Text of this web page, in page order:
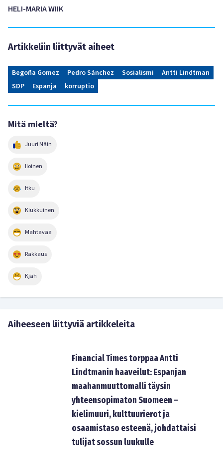
HELI-MARIA WIIK
Artikkeliin liittyvät aiheet
Begoña Gomez Pedro Sánchez Sosialismi
Antti Lindtman
SDP
Espanja korruptio
Mitä mieltä?
Juuri Näin
Iloinen
Itku
Kiukkuinen
Mahtavaa
Rakkaus
Kjäh
Aiheeseen liittyviä artikkeleita
Financial Times torppaa Antti
Lindtmanin haaveilut: Espanjan
maahanmuuttomalli täysin
yhteensopimaton Suomeen –
kielimuuri, kulttuurierot ja
osaamistaso esteenä, johdattaisi
tulijat sossun luukulle